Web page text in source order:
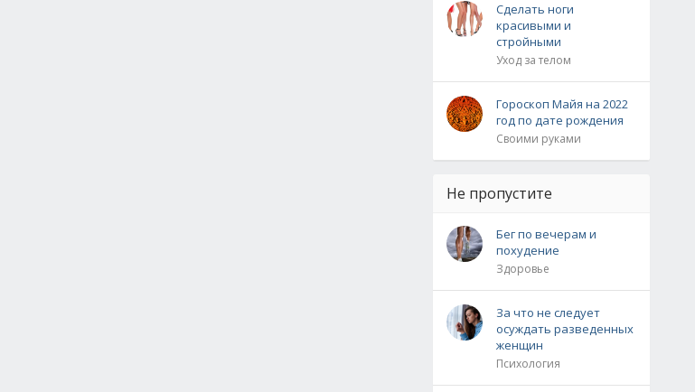
Сделать ноги
красивыми и
стройными
Уход за телом
Гороскоп Майя на 2022
год по дате рождения
Своими руками
Не пропустите
Бег по вечерам и
похудение
Здоровье
За что не следует
осуждать разведенных
женщин
Психология